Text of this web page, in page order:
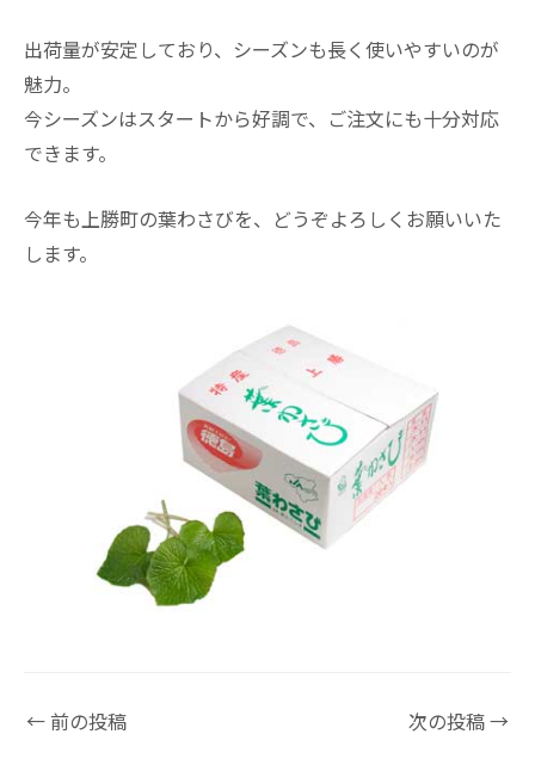
出荷量が安定しており、シーズンも長く使いやすいのが
魅力。
今シーズンはスタートから好調で、ご注文にも十分対応
できます。
今年も上勝町の葉わさびを、どうぞよろしくお願いいた
します。
←前の投稿 次の投稿→